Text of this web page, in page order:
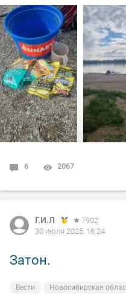
Нежданно негаданно -
лешчик самый
жёлтый - кило
концентраты,
все что есть в наличии.
разницы не заметил.
#DUNAEV #dunaevmedia
#DunaevНовосибирск
6 2067
Г.И.Л
7902
30 июля 2025, 16:24
Затон.
Вести Новосибирская